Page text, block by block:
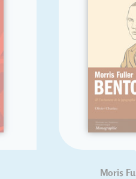
Moris Fuller benton